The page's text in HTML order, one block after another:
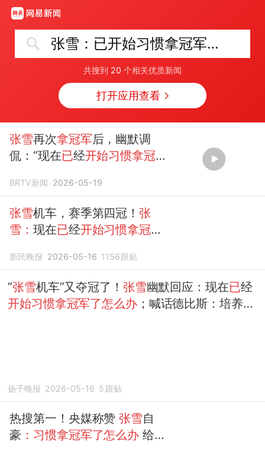
张雪：已开始习惯拿冠军了怎么办
共搜到 20 个相关优质新闻
打开应用查看
张雪再次拿冠军后，幽默调
侃：“现在已经开始习惯拿冠军
BRTV新闻 2026-05-19
张雪机车，赛季第四冠！张
雪：现在已经开始习惯拿冠军
一个比你还强的中国车手，我
就给你养老
新民晚报 2026-05-16 1156跟贴
“张雪机车”又夺冠了！ 张雪幽默回应：现在已经
开始习惯拿冠军了怎么办；喊话德比斯：培养一
扬子晚报 2026-05-16 5 跟贴
热搜第一！央媒称赞张雪自
豪 ：习惯拿冠军了怎么办 给老